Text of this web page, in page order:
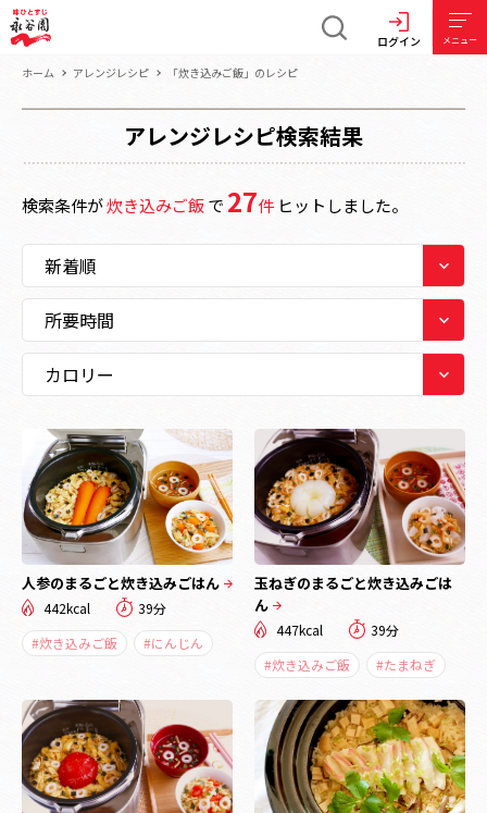
ログイン メニュー
ホーム アレンジレシピ 「炊き込みご飯」のレシピ
アレンジレシピ検索結果
検索条件が炊き込みご飯で 27件 ヒットしました。
人参のまるごと炊き込みごはん
442kcal
39分
#炊き込みご飯
#にんじん
玉ねぎのまるごと炊き込みごは
ん
447kcal
39分
#炊き込みご飯
#たまねぎ